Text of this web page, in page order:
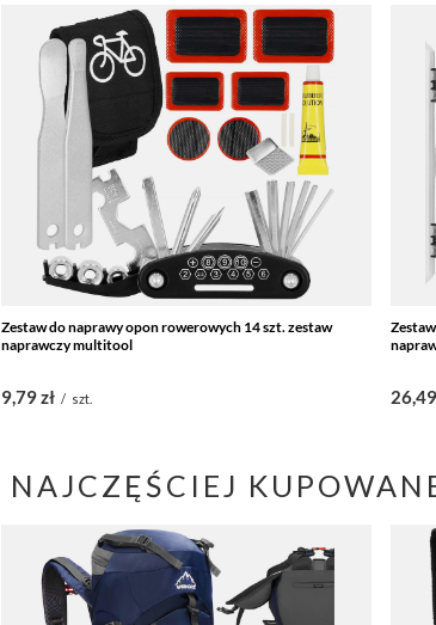
Zestaw do naprawy opon rowerowych 14 szt. zestaw
naprawczy multitool
9,79 zł / szt.
NAJCZĘŚCIEJ